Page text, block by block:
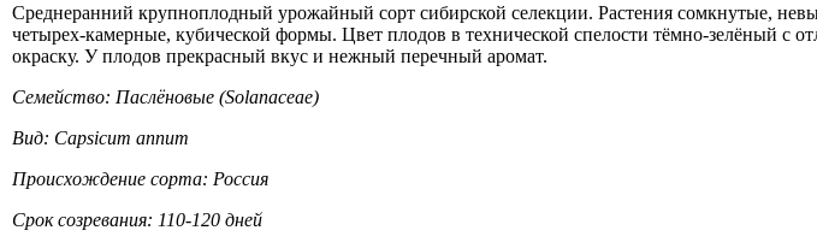
Среднеранний крупноплодный урожайный сорт сибирской селекции. Растения сомкнутые,
четырех-камерные, кубической формы. Цвет плодов в технической спелости тёмно-зелёный
окраску. У плодов прекрасный вкус и нежный перечный аромат.
Семейство: Паслёновые (Solanaceae)
Вид: Capsicum annum
Происхождение сорта: Россия
Срок созревания: 110-120 дней